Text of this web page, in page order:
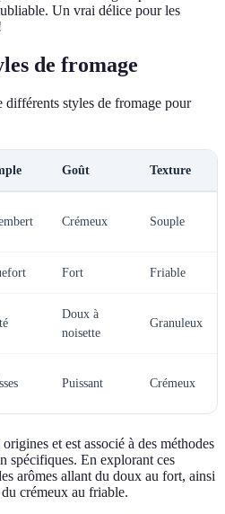
Un vrai délice pour les
de fromage
styles de fromage pour
Goût Texture
Crémeux Souple
Fort Friable
Doux à
noisette
Granuleux
Puissant Crémeux
et est associé à des méthodes
spécifiques. En explorant ces
arômes allant du doux au fort, ainsi
crémeux au friable.